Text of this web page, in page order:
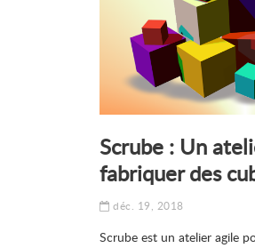
Scrube : Un
fabriquer des
déc. 19, 2018
Scrube est un atelier agile